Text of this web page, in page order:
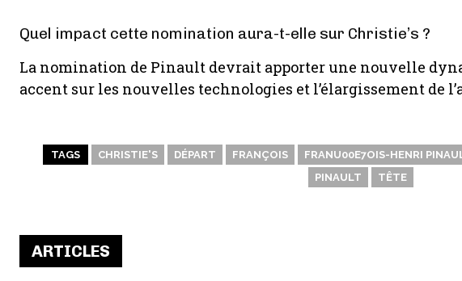
Quel impact cette nomination aura-t-elle sur Christie’s ?
La nomination de Pinault devrait apporter une nouvelle
accent sur les nouvelles technologies et l’élargissement de
TAGS CHRISTIE'S DÉPART FRANÇOIS FRANU00E7OIS-HENRI
PINAULT
TÊTE
ARTICLES